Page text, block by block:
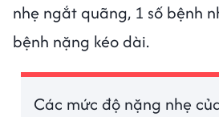
nhẹ ngắt quãng, 1 số bệnh
bệnh nặng kéo dài.
Các mức độ nặng nhẹ